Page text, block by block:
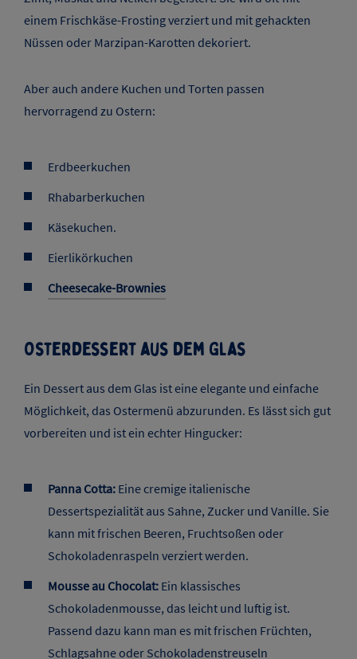
Hefeteig. Mit Puderzucker bestäubt, mit Mandeln verziert
oder mit einem kleinen Glöckchen geschmückt, ist jedes
Sie sind die perfekten süßen Höhepunkte eines jeden
Osterfestes. EineKarotten-Torte
Zimt, Muskat und Nelken begeistert. Sie wird oft mit
einem Frischkäse-Frosting verziert und mit gehackten
Nüssen oder Marzipan-Karotten dekoriert.
hervorragend zu Ostern:
Erdbeerkuchen
Rhabarberkuchen
Eierlikörkuchen
Cheesecake-Brownies
Osterdessert aus dem Glas
Ein Dessert aus dem Glas ist eine elegante und einfache
Möglichkeit, das Ostermenü abzurunden. Es lässt sich gut